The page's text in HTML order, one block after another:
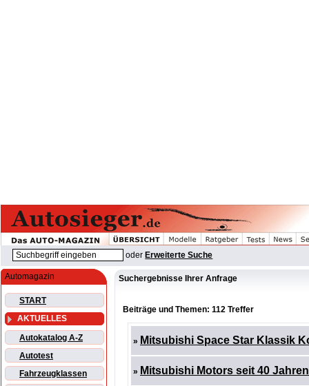
oder Erweiterte Suche
Automagazin
START
AKTUELLES
Autokatalog A-Z
Autotest
Fahrzeugklassen
Suchergebnisse Ihrer Anfrage
Beiträge und Themen: 112 Treffer
» Mitsubishi Space Star Klassik
» Mitsubishi Motors seit 40